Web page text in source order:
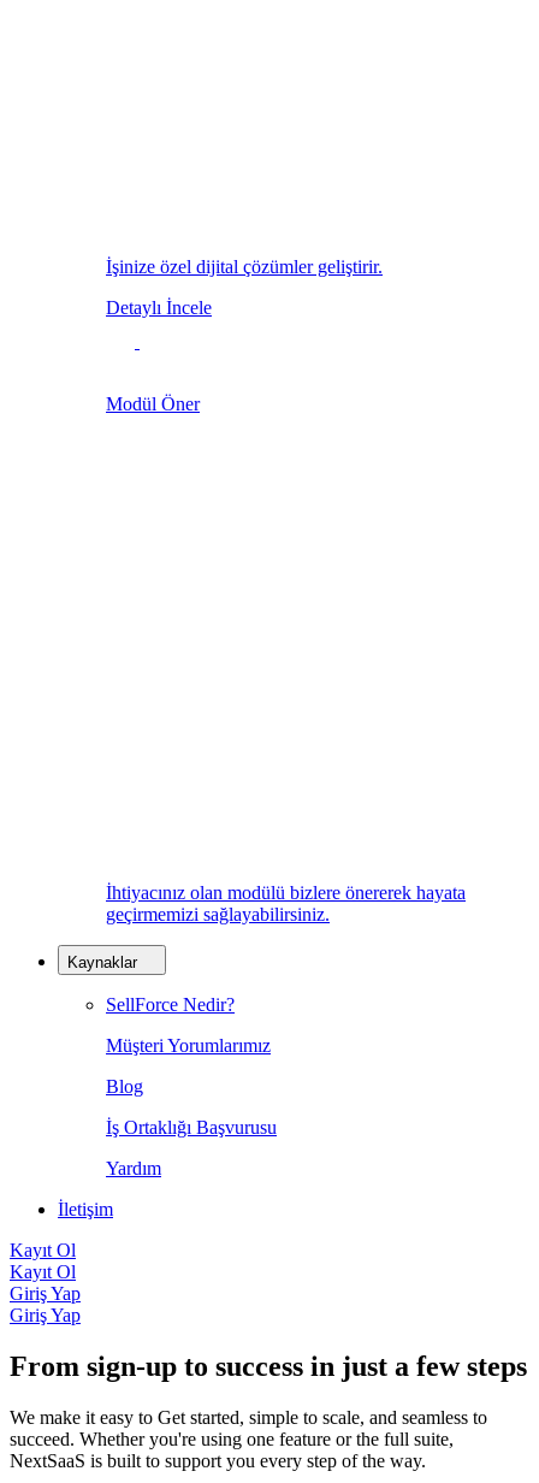
İşinize özel dijital çözümler geliştirir.
Detaylı İncele
Modül Öner
İhtiyacınız olan modülü bizlere önererek hayata
geçirmemizi sağlayabilirsiniz.
Kaynaklar
SellForce Nedir?
Müşteri Yorumlarımız
Blog
İş Ortaklığı Başvurusu
Yardım
İletişim
Kayıt Ol
Kayıt Ol
Giriş Yap
Giriş Yap
From sign-up to success in just a few steps
We make it easy to Get started, simple to scale, and seamless to
succeed. Whether you're using one feature or the full suite,
NextSaaS is built to support you every step of the way.